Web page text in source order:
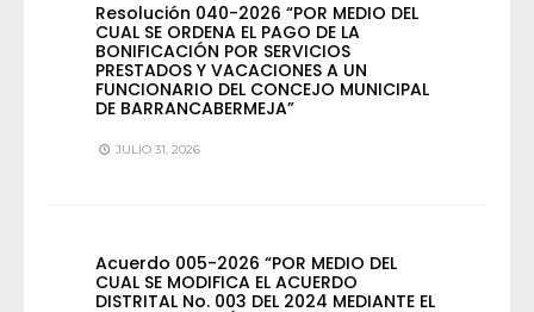
Resolución 040-2026 “POR MEDIO DEL
CUAL SE ORDENA EL PAGO DE LA
BONIFICACIÓN POR SERVICIOS
PRESTADOS Y VACACIONES A UN
FUNCIONARIO DEL CONCEJO MUNICIPAL
DE BARRANCABERMEJA”
JULIO 31, 2026
Acuerdo 005-2026 “POR MEDIO DEL
CUAL SE MODIFICA EL ACUERDO
DISTRITAL No. 003 DEL 2024 MEDIANTE EL